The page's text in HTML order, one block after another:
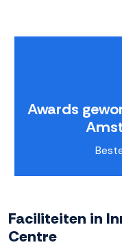
Awards
Faciliteiten in
Centre